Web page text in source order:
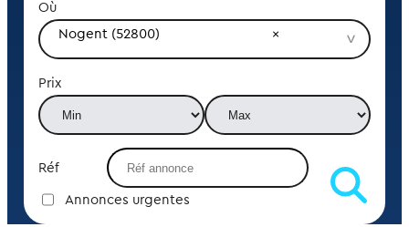
Où
Nogent (52800)
Prix
Réf
Annonces urgentes